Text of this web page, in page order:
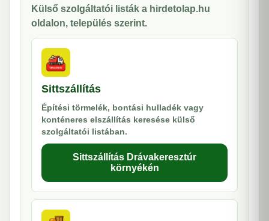
Külső szolgáltatói listák a hirdetolap.hu
oldalon, település szerint.
Sittszállítás
Építési törmelék, bontási hulladék vagy
konténeres elszállítás keresése külső
szolgáltatói listában.
Sittszállítás Drávakeresztúr
környékén